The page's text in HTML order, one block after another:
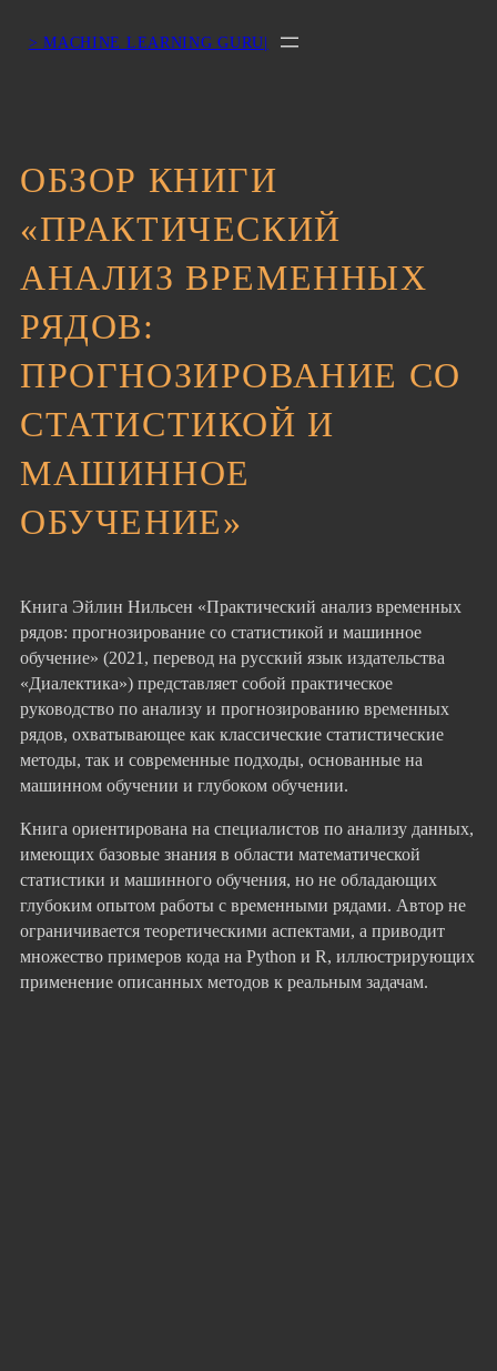
> MACHINE LEARNING GURU|
ОБЗОР КНИГИ
«ПРАКТИЧЕСКИЙ
АНАЛИЗ ВРЕМЕННЫХ
РЯДОВ:
ПРОГНОЗИРОВАНИЕ СО
СТАТИСТИКОЙ И
МАШИННОЕ
ОБУЧЕНИЕ»
Книга Эйлин Нильсен «Практический анализ временных
рядов: прогнозирование со статистикой и машинное
обучение» (2021, перевод на русский язык издательства
«Диалектика») представляет собой практическое
руководство по анализу и прогнозированию временных
рядов, охватывающее как классические статистические
методы, так и современные подходы, основанные на
машинном обучении и глубоком обучении.
Книга ориентирована на специалистов по анализу данных,
имеющих базовые знания в области математической
статистики и машинного обучения, но не обладающих
глубоким опытом работы с временными рядами. Автор не
ограничивается теоретическими аспектами, а приводит
множество примеров кода на Python и R, иллюстрирующих
применение описанных методов к реальным задачам.